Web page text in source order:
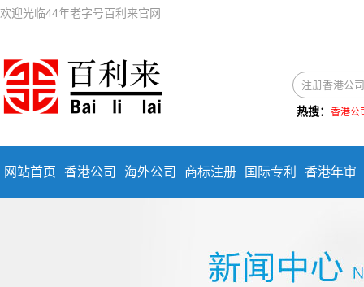
欢迎光临44年老字号百利来官网
热搜： 香港公
网站首页 香港公司 海外公司 商标注册 国际专利 香港年审